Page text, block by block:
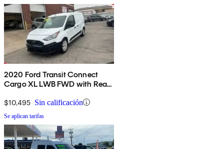
2020 Ford Transit Connect
Cargo XL LWB FWD with Rear
$10,495 Sin calificación
Se aplican tarifas